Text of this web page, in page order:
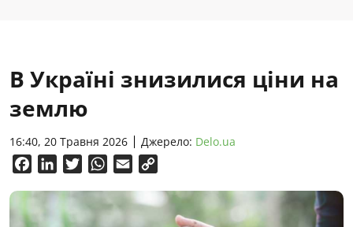
В Україні знизилися ціни на
землю
16:40, 20 Травня 2026 Джерело: Delo.ua
FacebookLinkedInTwitterWhatsApp
Email